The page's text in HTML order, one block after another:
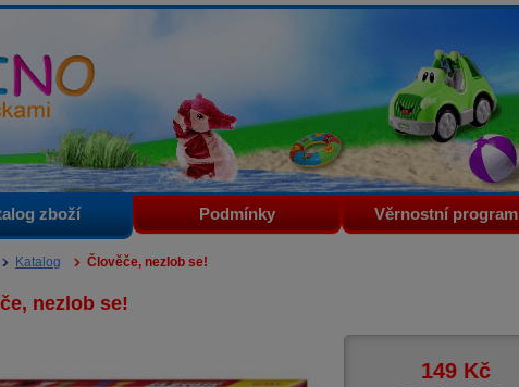
zboží Podmínky Věrnostní program
Katalog Člověče, nezlob se!
nezlob se!
149 Kč